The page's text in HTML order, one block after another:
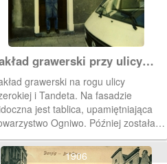
grawerski przy ulicy
grawerski na rogu ulicy
i Tandeta. Na fasadzie
jest tablica, upamiętniająca
Ogniwo. Później została
1906